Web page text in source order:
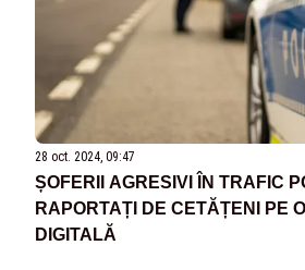
28 oct. 2024, 09:47
ȘOFERII AGRESIVI ÎN TRAFIC
RAPORTAȚI DE CETĂȚENI PE
DIGITALĂ